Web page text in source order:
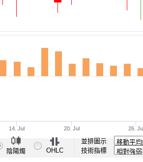
陰陽燭 OHLC
並排圖示
技術指標